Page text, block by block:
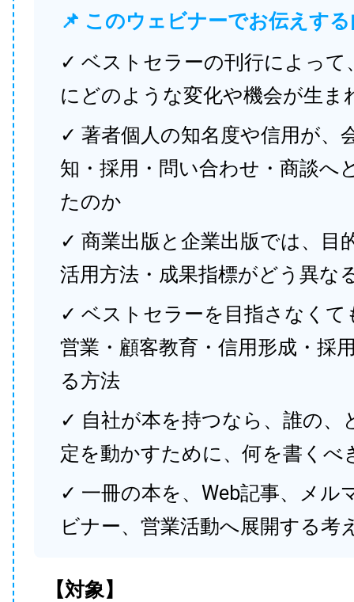
📌 このウェビナーでお伝えす
✓ ベストセラーの刊行によって
にどのような変化や機会が生ま
✓ 著者個人の知名度や信用が、
知・採用・問い合わせ・商談へ
たのか
✓ 商業出版と企業出版では、目
活用方法・成果指標がどう異な
✓ ベストセラーを目指さなくて
営業・顧客教育・信用形成・採
る方法
✓ 自社が本を持つなら、誰の、
定を動かすために、何を書くべ
✓ 一冊の本を、Web記事、メル
ビナー、営業活動へ展開する考
【対象】